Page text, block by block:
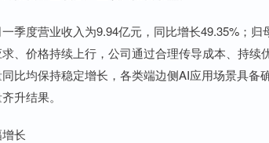
季度营业收入为9.94亿元，同比增长49.35%；
、价格持续上行，公司通过合理传导成本、持
比均保持稳定增长，各类端边侧AI应用场景具
升结果。
长